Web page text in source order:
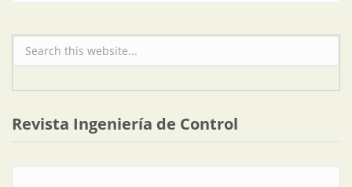
Formulario de búsqueda
Revista Ingeniería de Control